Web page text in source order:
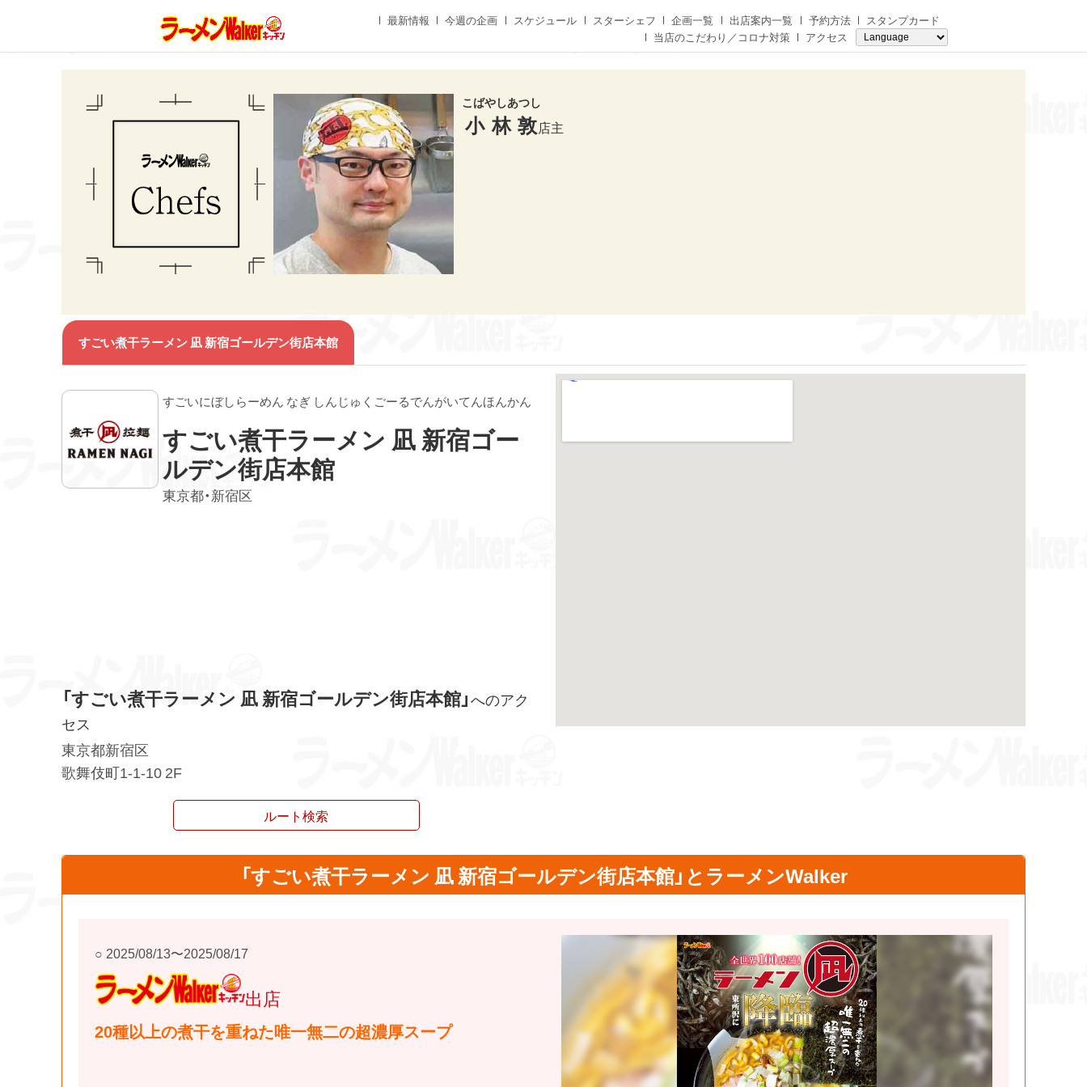
最新情報 今週の企画 スケジュール スターシェフ 企画一覧 出店案内一覧 予約方法
スタンプカード
当店のこだわり／コロナ対策
アクセス
小林敦
こばやしあつし
店主
すごい煮干ラーメン 凪 新宿ゴールデン街店本館
すごいにぼしらーめん なぎ しんじゅくごーるでんがいてんほんかん
すごい煮干ラーメン 凪 新宿ゴー
ルデン街店本館
東京都・新宿区
「すごい煮干ラーメン 凪 新宿ゴールデン街店本館」へのアク
セス
東京都新宿区
歌舞伎町1-1-10 2F
ルート検索
「すごい煮干ラーメン 凪 新宿ゴールデン街店本館」とラーメンWalker
2025/08/13〜2025/08/17
ラーメンWalkerキ
ッチン 出店
20種以上の煮干を重ねた唯一無二の超濃厚スープ